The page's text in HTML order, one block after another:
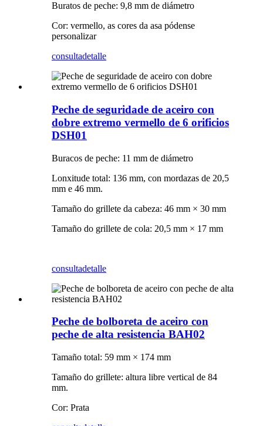
Buratos de peche: 9,8 mm de diámetro
Cor: vermello, as cores da asa pódense
personalizar
consultadetalle
Peche de seguridade de aceiro con
dobre extremo vermello de 6 orificios
DSH01
Buracos de peche: 11 mm de diámetro
Lonxitude total: 136 mm, con mordazas de 20,5
mm e 46 mm.
Tamaño do grillete da cabeza: 46 mm × 30 mm
Tamaño do grillete de cola: 20,5 mm × 17 mm
consultadetalle
Peche de bolboreta de aceiro con
peche de alta resistencia BAH02
Tamaño total: 59 mm × 174 mm
Tamaño do grillete: altura libre vertical de 84
mm.
Cor: Prata